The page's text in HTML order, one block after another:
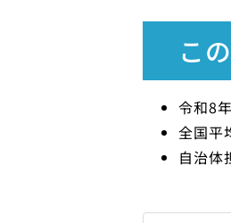
こ
令和8
全国平
自治体